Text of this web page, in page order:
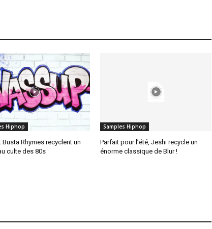
Hiphop
Busta Rhymes recyclent un
culte des 80s
Samples Hiphop
Parfait pour l’été, Jeshi recycle un
énorme classique de Blur !